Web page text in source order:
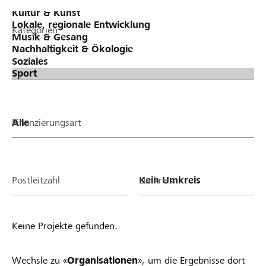
Kategorien
Finanzierungsart
Postleitzahl Umkreis
Keine Projekte gefunden.
Wechsle zu «Organisationen», um die Ergebnisse dort